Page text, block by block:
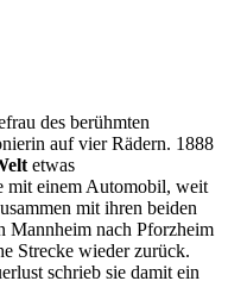
des berühmten
auf vier Rädern. 1888
etwas
mit einem Automobil, weit
mit ihren beiden
Mannheim nach Pforzheim
Strecke wieder zurück.
schrieb sie damit ein